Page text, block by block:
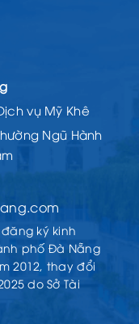
vụ Mỹ Khê
Ngũ Hành
ký kinh
phố Đà Nẵng
2012, thay đổi
do Sở Tài